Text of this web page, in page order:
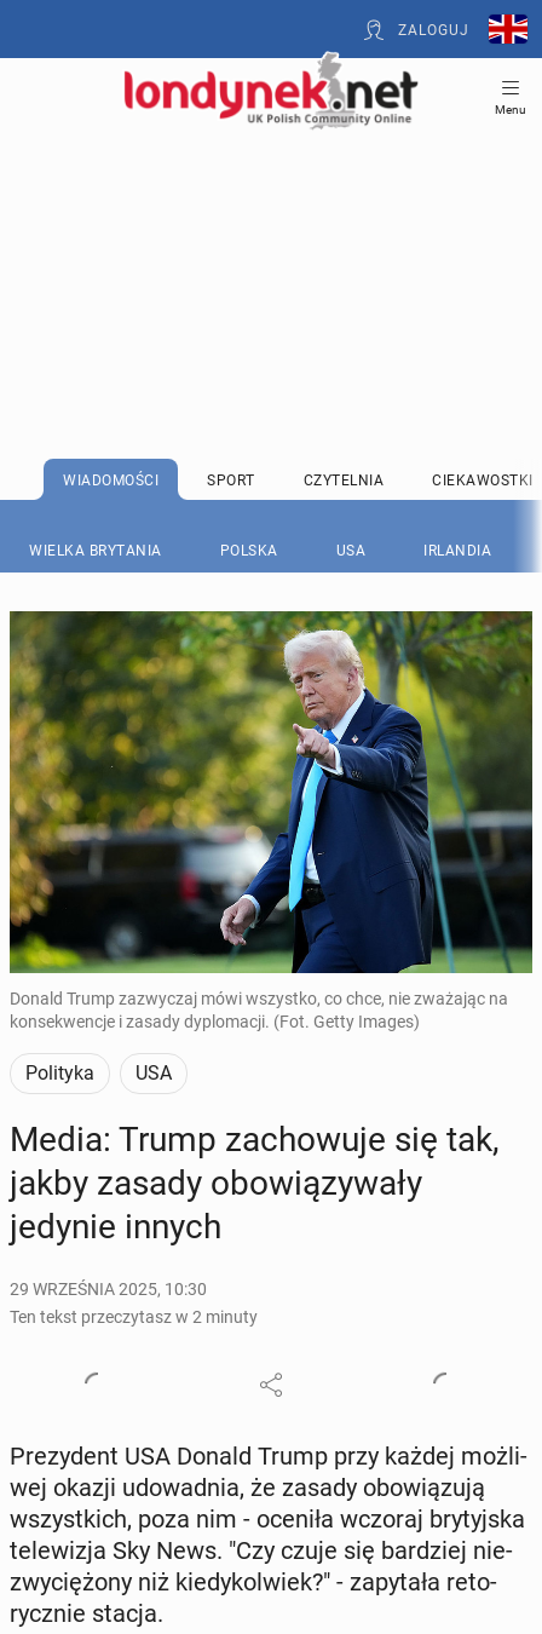
ZALOGUJ
Menu
WIADOMOŚCI SPORT CZYTELNIA CIEKAWOSTKI
WIELKA BRYTANIA POLSKA USA IRLANDIA
Donald Trump zazwyczaj mówi wszystko, co chce, nie zważając na
konsekwencje i zasady dyplomacji. (Fot. Getty Images)
Polityka USA
Media: Trump za­cho­wu­je się tak,
jakby zasady obo­wią­zy­wa­ły
jedynie innych
29 WRZEŚNIA 2025, 10:30
Ten tekst przeczytasz w 2 minuty
Pre­zy­dent USA Donald Trump przy każdej moż­li­
wej okazji udo­wad­nia, że zasady obo­wią­zu­ją
wszyst­kich, poza nim - oceniła wczoraj bry­tyj­ska
te­le­wi­zja Sky News. "Czy czuje się bar­dziej nie­
zwy­cię­żo­ny niż kie­dy­kol­wiek?" - za­py­ta­ła re­to­
rycz­nie stacja.